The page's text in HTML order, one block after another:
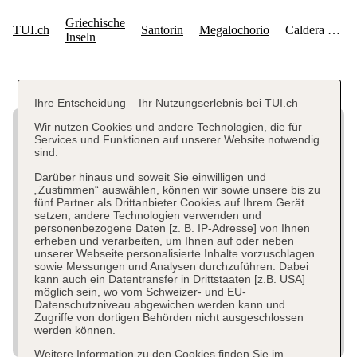
Ihre Entscheidung – Ihr Nutzungserlebnis bei TUI.ch
Wir nutzen Cookies und andere Technologien, die für
Services und Funktionen auf unserer Website notwendig
sind.
Darüber hinaus und soweit Sie einwilligen und
„Zustimmen“ auswählen, können wir sowie unsere bis zu
fünf Partner als Drittanbieter Cookies auf Ihrem Gerät
setzen, andere Technologien verwenden und
personenbezogene Daten [z. B. IP-Adresse] von Ihnen
erheben und verarbeiten, um Ihnen auf oder neben
unserer Webseite personalisierte Inhalte vorzuschlagen
sowie Messungen und Analysen durchzuführen. Dabei
kann auch ein Datentransfer in Drittstaaten [z.B. USA]
möglich sein, wo vom Schweizer- und EU-
Datenschutzniveau abgewichen werden kann und
Zugriffe von dortigen Behörden nicht ausgeschlossen
werden können.
Weitere Information zu den Cookies finden Sie im